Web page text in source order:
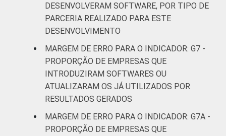
DESENVOLVERAM SOFTWARE, POR TIPO DE
PARCERIA REALIZADO PARA ESTE
DESENVOLVIMENTO
MARGEM DE ERRO PARA O INDICADOR: G7 -
PROPORÇÃO DE EMPRESAS QUE
INTRODUZIRAM SOFTWARES OU
ATUALIZARAM OS JÁ UTILIZADOS POR
RESULTADOS GERADOS
MARGEM DE ERRO PARA O INDICADOR: G7A -
PROPORÇÃO DE EMPRESAS QUE